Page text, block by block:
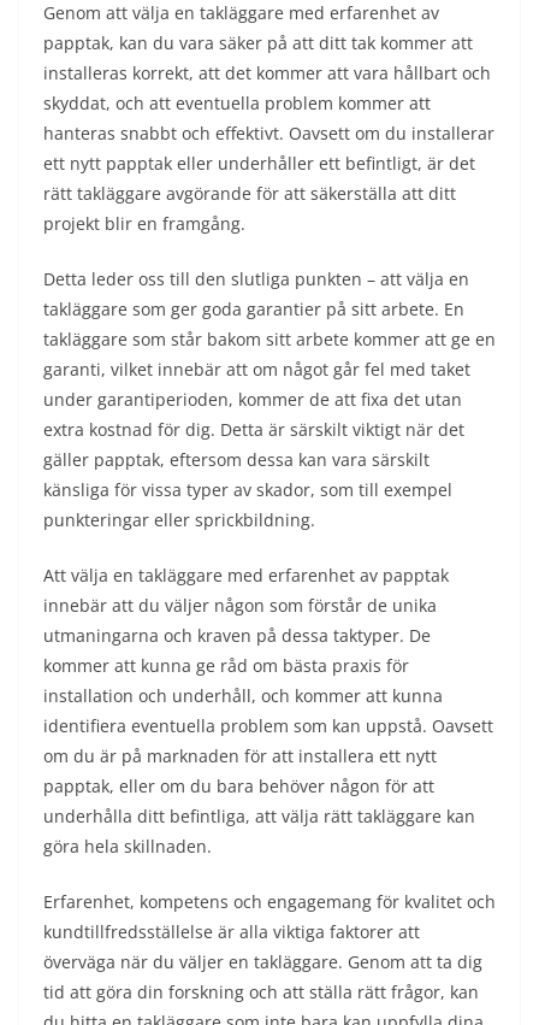
Genom att välja en takläggare med erfarenhet av
papptak, kan du vara säker på att ditt tak kommer att
installeras korrekt, att det kommer att vara hållbart och
skyddat, och att eventuella problem kommer att
hanteras snabbt och effektivt. Oavsett om du installerar
ett nytt papptak eller underhåller ett befintligt, är det
rätt takläggare avgörande för att säkerställa att ditt
projekt blir en framgång.
Detta leder oss till den slutliga punkten – att välja en
takläggare som ger goda garantier på sitt arbete. En
takläggare som står bakom sitt arbete kommer att ge en
garanti, vilket innebär att om något går fel med taket
under garantiperioden, kommer de att fixa det utan
extra kostnad för dig. Detta är särskilt viktigt när det
gäller papptak, eftersom dessa kan vara särskilt
känsliga för vissa typer av skador, som till exempel
punkteringar eller sprickbildning.
Att välja en takläggare med erfarenhet av papptak
innebär att du väljer någon som förstår de unika
utmaningarna och kraven på dessa taktyper. De
kommer att kunna ge råd om bästa praxis för
installation och underhåll, och kommer att kunna
identifiera eventuella problem som kan uppstå. Oavsett
om du är på marknaden för att installera ett nytt
papptak, eller om du bara behöver någon för att
underhålla ditt befintliga, att välja rätt takläggare kan
göra hela skillnaden.
Erfarenhet, kompetens och engagemang för kvalitet och
kundtillfredsställelse är alla viktiga faktorer att
överväga när du väljer en takläggare. Genom att ta dig
tid att göra din forskning och att ställa rätt frågor, kan